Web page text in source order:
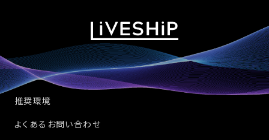
推奨環境
よくあるお問い合わせ